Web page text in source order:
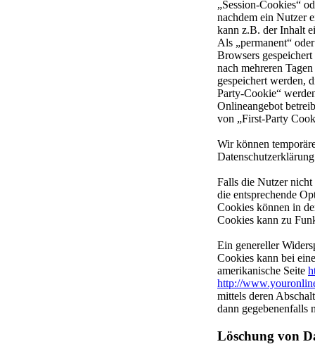
„Session-Cookies“
nachdem ein Nutzer
kann z.B. der Inhalt
Als „permanent“
Browsers
nach mehreren
gespeichert werden,
Party-Cookie“
Onlineangebot
von „First-Party
Wir können
Falls die Nutzer nicht
die entsprechende
Cookies können in
Cookies kann zu
Ein genereller
Cookies kann bei
amerikanische Seite
http://
mittels deren
dann gegebenenfalls
Löschung von